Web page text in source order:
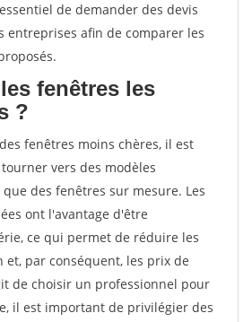
de demander des devis
entreprises afin de comparer les
fenêtres les
?
fenêtres moins chères, il est
vers des modèles
des fenêtres sur mesure. Les
ont l'avantage d'être
ce qui permet de réduire les
par conséquent, les prix de
de choisir un professionnel pour
il est important de privilégier des